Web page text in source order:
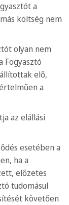
a
költség nem
olyan nem
elő,
a
az elállási
esetében a
ha a
előzetes
tudomásul
követően